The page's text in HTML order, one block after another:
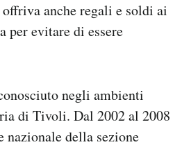
anche regali e soldi ai
per evitare di essere
negli ambienti
di Tivoli. Dal 2002 al 2008
nazionale della sezione